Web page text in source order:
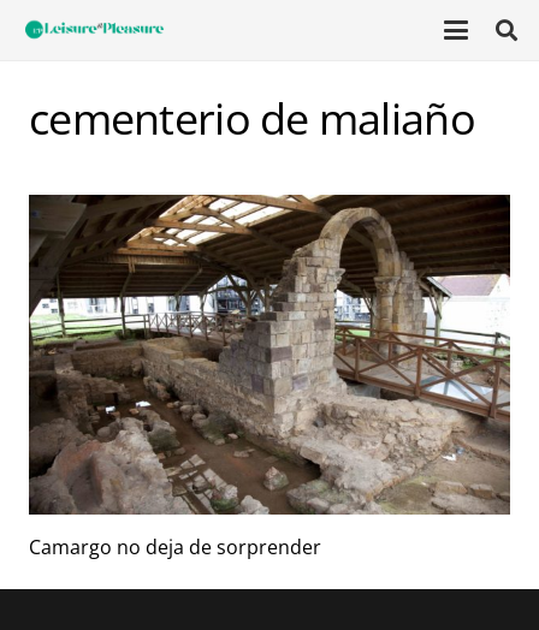
cementerio de maliaño
Camargo no deja de sorprender